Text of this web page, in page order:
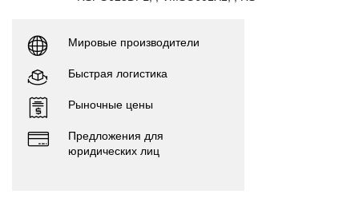
Мировые производители
Быстрая логистика
Рыночные цены
Предложения для
юридических лиц